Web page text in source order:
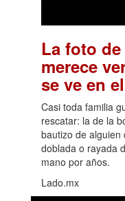
La foto
merece
se ve en
Casi toda familia
rescatar: la de la
bautizo de alguien
doblada o rayada
mano por años.
Lado.mx